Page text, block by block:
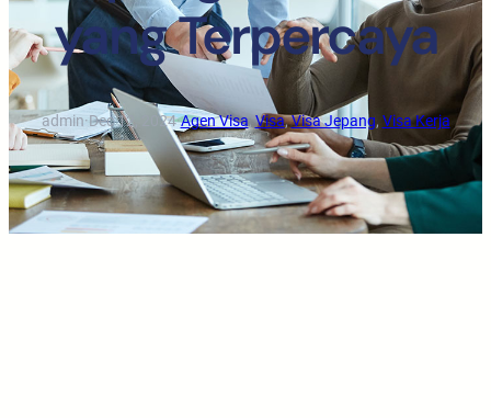
yang Terpercaya
admin·Dec 12, 2024·Agen Visa, Visa, Visa Jepang, Visa Kerja